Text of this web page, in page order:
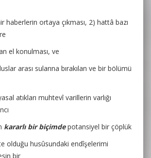
haberlerin ortaya çıkması, 2) hattâ bazı
el konulması, ve
arası sularına bırakılan ve bir bölümü
atıkları muhtevî varillerin varlığı
kararlı bir biçimdepotansiyel bir çöplük
olduğu husûsundaki endîşelerimi
bir